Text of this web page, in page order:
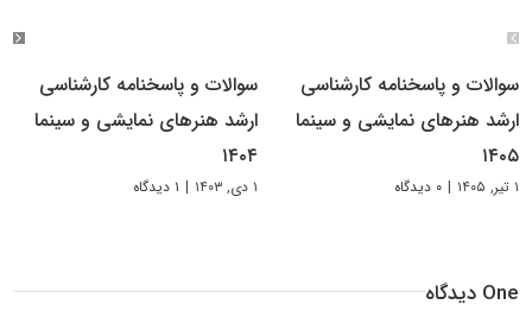
سوالات و پاسخنامه کارشناسی
ارشد هنرهای نمایشی و سینما
۱۴۰۵
۱ تیر, ۱۴۰۵ | ۰ دیدگاه
سوالات و پاسخنامه کارشناسی
ارشد هنرهای نمایشی و سینما
۱۴۰۴
۱ دی, ۱۴۰۳ | ۱ دیدگاه
One دیدگاه